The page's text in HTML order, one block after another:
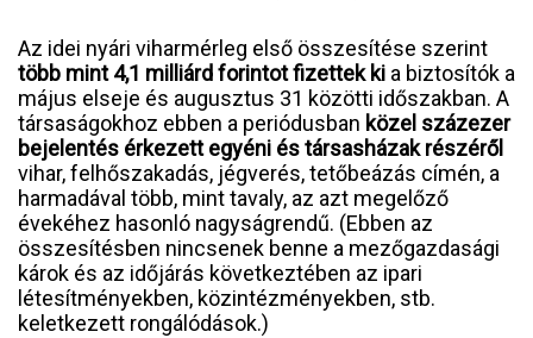
Az idei nyári viharmérleg első összesítése szerint
több mint 4,1 milliárd forintot fizettek ki a biztosítók a
május elseje és augusztus 31 közötti időszakban. A
társaságokhoz ebben a periódusban közel százezer
bejelentés érkezett egyéni és társasházak részéről
vihar, felhőszakadás, jégverés, tetőbeázás címén, a
harmadával több, mint tavaly, az azt megelőző
évekéhez hasonló nagyságrendű. (Ebben az
összesítésben nincsenek benne a mezőgazdasági
károk és az időjárás következtében az ipari
létesítményekben, közintézményekben, stb.
keletkezett rongálódások.)